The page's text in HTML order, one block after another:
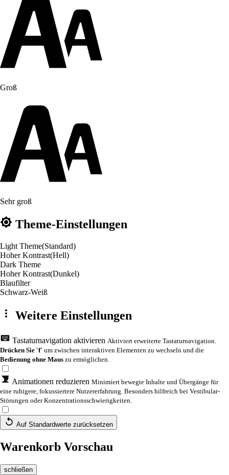
Groß
Sehr groß
Theme-Einstellungen
Light Theme(Standard)
Hoher Kontrast(Hell)
Dark Theme
Hoher Kontrast(Dunkel)
Blaufilter
Schwarz-Weiß
Weitere Einstellungen
Tastaturnavigation aktivieren Aktiviert erweiterte Tastaturnavigation.
Drücken Sie 'f' um zwischen interaktiven Elementen zu wechseln und die
Bedienung ohne Maus zu ermöglichen.
Animationen reduzieren Minimiert bewegte Inhalte und Übergänge für
eine ruhigere, fokussiertere Nutzererfahrung. Besonders hilfreich bei Vestibular-
Störungen oder Konzentrationsschwierigkeiten.
Auf Standardwerte zurücksetzen
Warenkorb Vorschau
schließen